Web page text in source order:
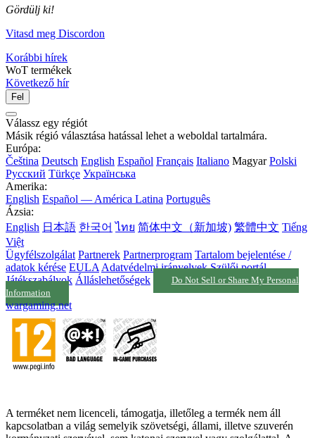
Gördülj ki!
Vitasd meg Discordon
Korábbi hírek
WoT termékek
Következő hír
Fel
Válassz egy régiót
Másik régió választása hatással lehet a weboldal tartalmára.
Európa:
Čeština Deutsch English Español Français Italiano Magyar Polski
Русский Türkçe Українська
Amerika:
English Español — América Latina Português
Ázsia:
English 日本語 한국어 ไทย 简体中文（新加坡) 繁體中文 Tiếng
Việt
Ügyfélszolgálat Partnerek Partnerprogram Tartalom bejelentése /
adatok kérése EULA Adatvédelmi irányelvek Szülői portál
Játékszabályok Álláslehetőségek
Do Not Sell or Share My Personal
Information
wargaming.net
A terméket nem licenceli, támogatja, illetőleg a termék nem áll
kapcsolatban a világ semelyik szövetségi, állami, illetve szuverén